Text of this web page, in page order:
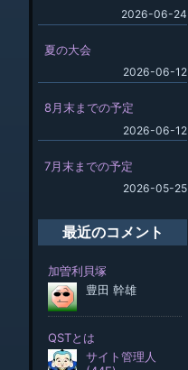
2026-06-24
夏の大会
2026-06-12
8月末までの予定
2026-06-12
7月末までの予定
2026-05-25
最近のコメント